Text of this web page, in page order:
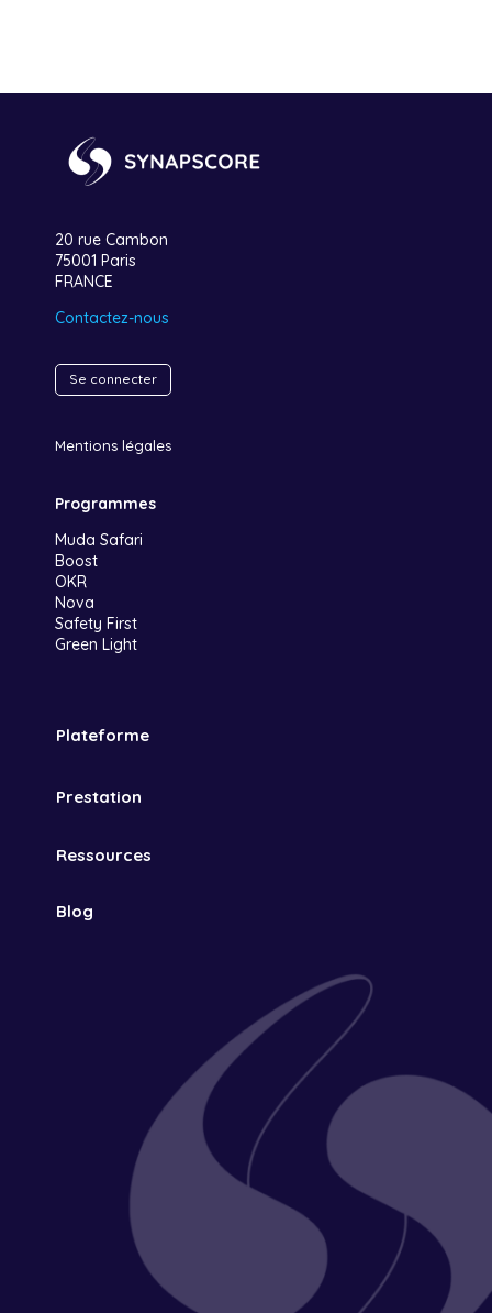
20 rue Cambon
75001 Paris
FRANCE
Contactez-nous
Se connecter
Mentions légales
Programmes
Muda Safari
Boost
OKR
Nova
Safety First
Green Light
Plateforme
Prestation
Ressources
Blog